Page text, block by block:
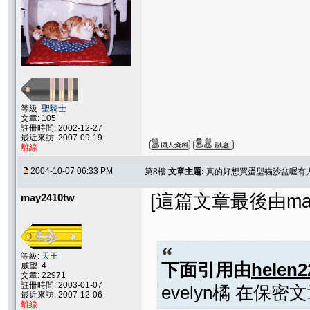
等級: 聖騎士
文章: 105
註冊時間: 2002-12-27
最近來訪: 2007-09-19
離線
2004-10-07 06:33 PM 第8樓 文章主題: 真的好想買蛋型貓沙盆喔有
may2410tw
等級: 天王
威望: 4
文章: 22971
註冊時間: 2003-01-07
最近來訪: 2007-12-06
離線
[這篇文章最後由
下面引用由
evelyn橘 在保密